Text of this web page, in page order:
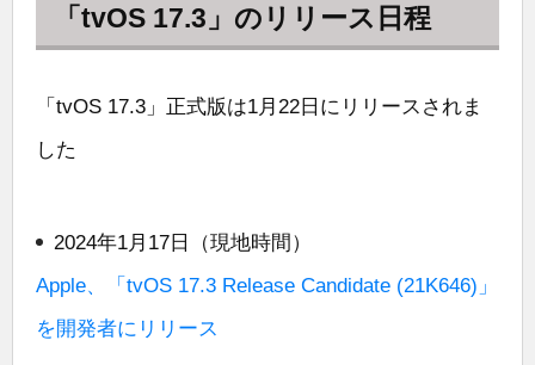
「tvOS 17.3」のリリース日程
「tvOS 17.3」正式版は1月22日にリリースされま
した
2024年1月17日（現地時間）
Apple、「tvOS 17.3 Release Candidate (21K646)」
を開発者にリリース